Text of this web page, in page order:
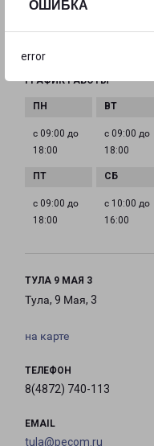
ОШИБКА
error
ГРАФИК РАБОТЫ
с 09:00 до
18:00
с 09:00 до
18:00
с 09:00 до
18:00
с 10:00 до
16:00
ТУЛА 9 МАЯ 3
Тула, 9 Мая, 3
на карте
ТЕЛЕФОН
8(4872) 740-113
EMAIL
tula@pecom.ru